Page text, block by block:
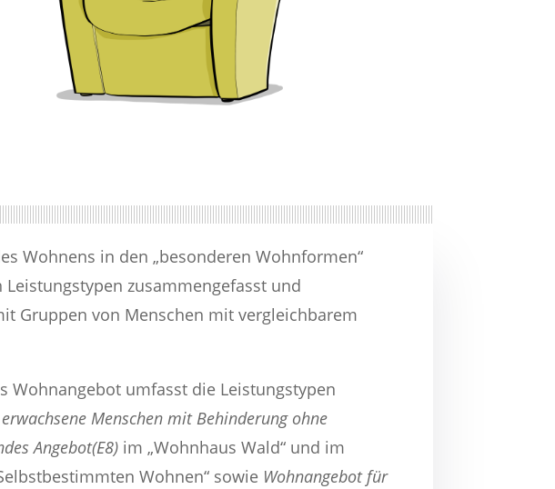
Wohnens in den „besonderen Wohnformen“
zusammengefasst und
Gruppen von Menschen mit vergleichbarem
Wohnangebot umfasst die Leistungstypen
erwachsene Menschen mit Behinderung ohne
Angebot(E8) im „Wohnhaus Wald“ und im
Wohnen“ sowie Wohnangebot für